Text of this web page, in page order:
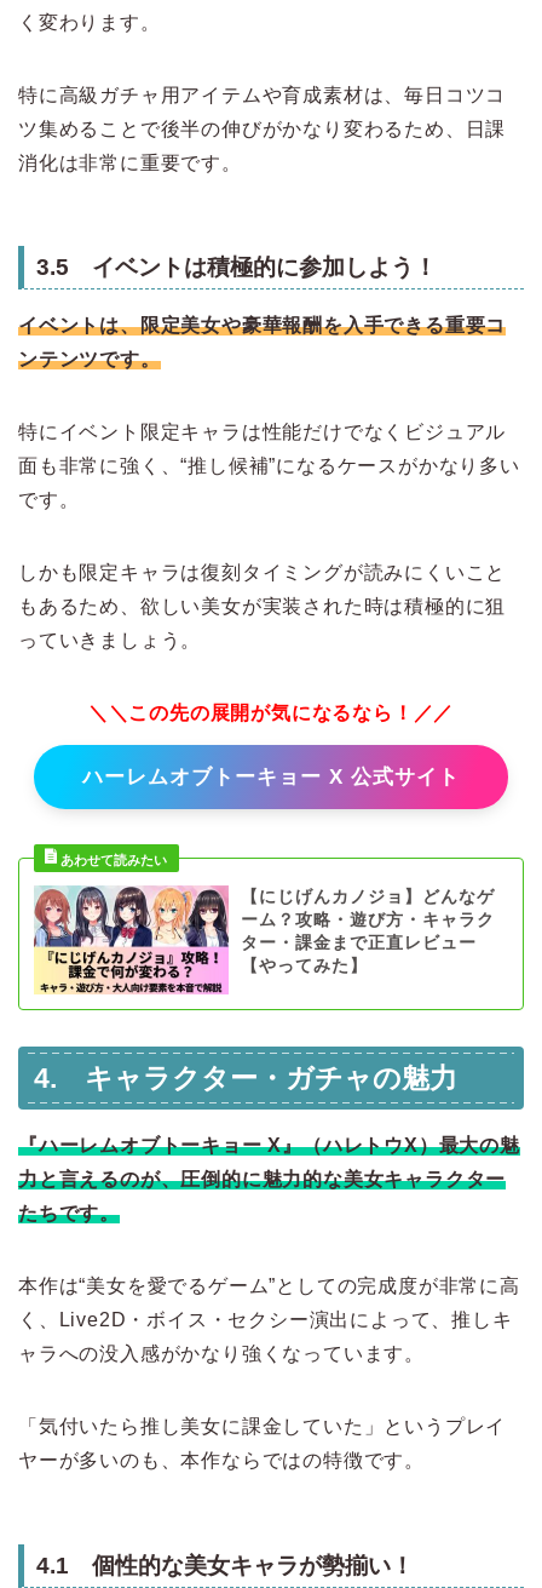
く変わります。
特に高級ガチャ用アイテムや育成素材は、毎日コツコ
ツ集めることで後半の伸びがかなり変わるため、日課
消化は非常に重要です。
3.5 イベントは積極的に参加しよう！
イベントは、限定美女や豪華報酬を入手できる重要コ
ンテンツです。
特にイベント限定キャラは性能だけでなくビジュアル
面も非常に強く、“推し候補”になるケースがかなり多い
です。
しかも限定キャラは復刻タイミングが読みにくいこと
もあるため、欲しい美女が実装された時は積極的に狙
っていきましょう。
＼＼この先の展開が気になるなら！／／
ハーレムオブトーキョー X 公式サイト
【にじげんカノジョ】どんなゲ
ーム？攻略・遊び方・キャラク
ター・課金まで正直レビュー
【やってみた】
4. キャラクター・ガチャの魅力
『ハーレムオブトーキョー X』（ハレトウX）最大の魅
力と言えるのが、圧倒的に魅力的な美女キャラクター
たちです。
本作は“美女を愛でるゲーム”としての完成度が非常に高
く、Live2D・ボイス・セクシー演出によって、推しキ
ャラへの没入感がかなり強くなっています。
「気付いたら推し美女に課金していた」というプレイ
ヤーが多いのも、本作ならではの特徴です。
4.1 個性的な美女キャラが勢揃い！